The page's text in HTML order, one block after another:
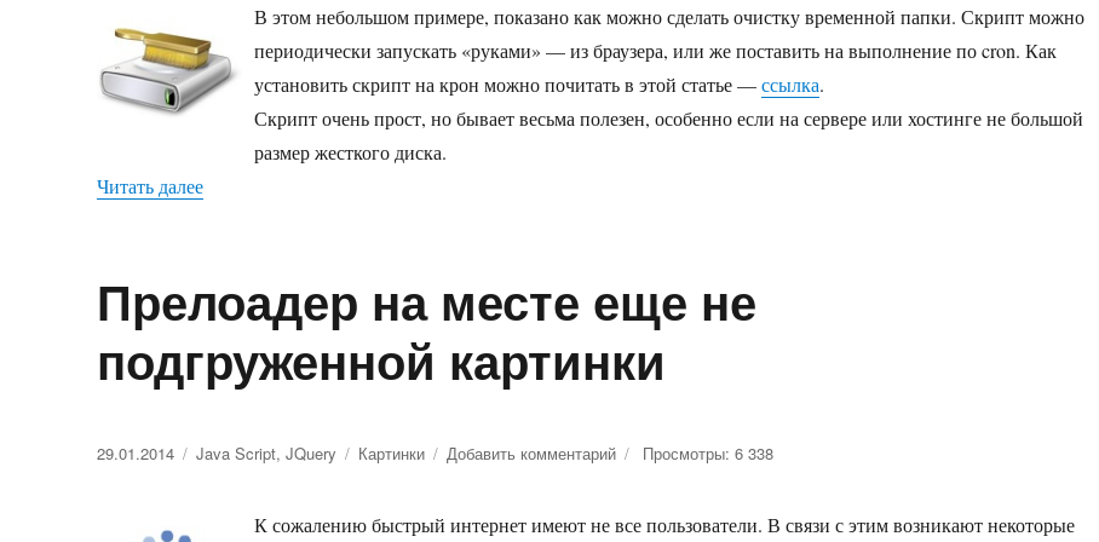
для
удаления
файлов
В этом небольшом примере, показано как можно сделать очистку временной папки. Скрипт можно
периодически запускать «руками» — из браузера, или же поставить на выполнение по cron. Как
установить скрипт на крон можно почитать в этой статье —ссылка.
Скрипт очень прост, но бывает весьма полезен, особенно если на сервере или хостинге не большой
размер жесткого диска.
Читать далее
Прелоадер на месте еще не
подгруженной картинки
Опубликовано
29.01.2014 Рубрики
Java Script,JQuery Метки
Картинки Добавить комментарий
на
Просмотры: 6 338
К сожалению быстрый интернет имеют не все пользователи. В связи с этим возникают некоторые